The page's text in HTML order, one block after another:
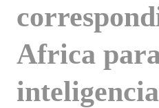
Africa